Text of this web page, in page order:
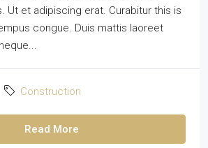
Ut et adipiscing erat. Curabitur this is
congue. Duis mattis laoreet
Construction
Read More